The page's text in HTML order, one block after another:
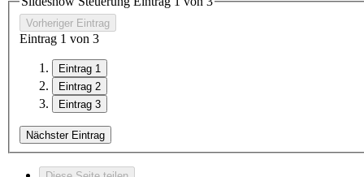
Vorheriger Eintrag
Eintrag 1 von 3
Eintrag 1
Eintrag 2
Eintrag 3
Nächster Eintrag